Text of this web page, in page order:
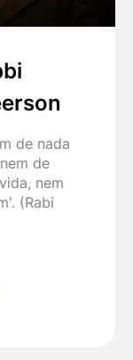
de nada
de
nem
(Rabi